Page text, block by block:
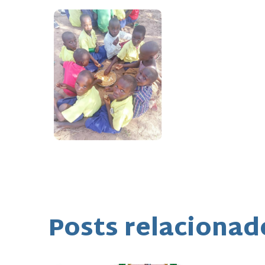
Posts